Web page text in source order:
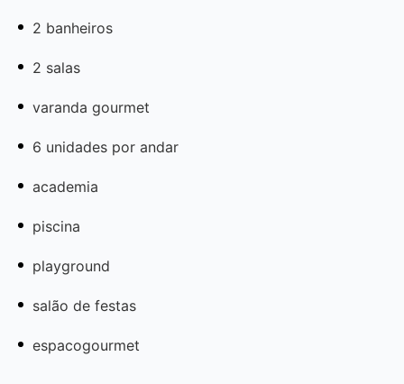
2 banheiros
2 salas
varanda gourmet
6 unidades por andar
academia
piscina
playground
salão de festas
espacogourmet